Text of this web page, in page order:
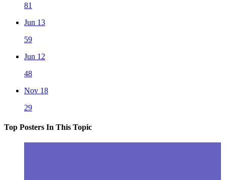
81
Jun 13
59
Jun 12
48
Nov 18
29
Top Posters In This Topic